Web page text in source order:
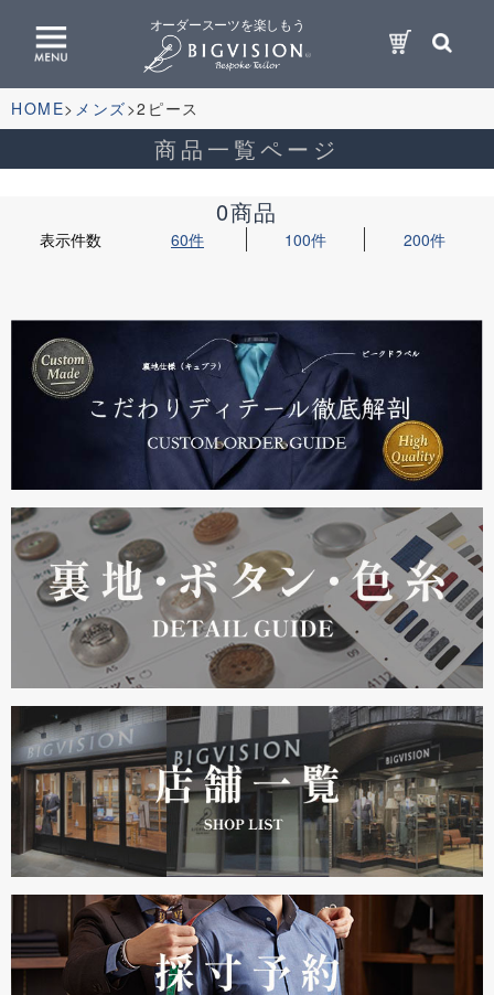
オーダースーツを楽しもう
HOME メンズ 2ピース
商品一覧ページ
0商品
表示件数 60件 100件 200件